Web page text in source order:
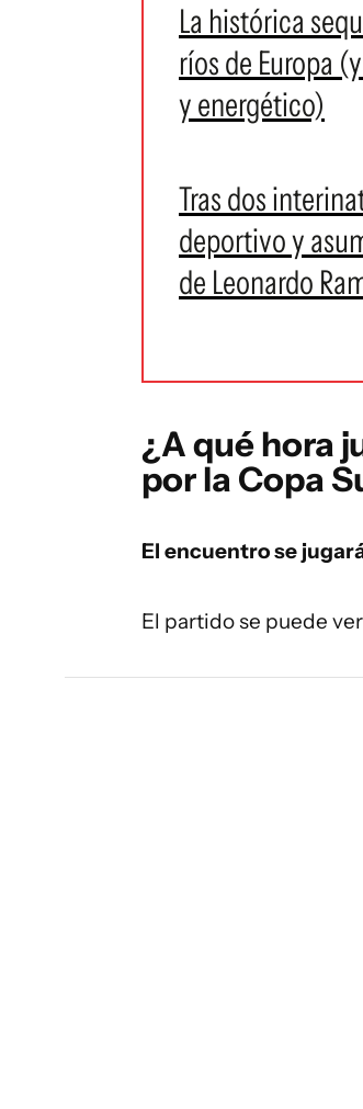
La histórica
ríos de Europa
y energético)
Tras dos
deportivo y
de Leonardo
¿A qué hora
por la Copa
El encuentro se
El partido se puede ver